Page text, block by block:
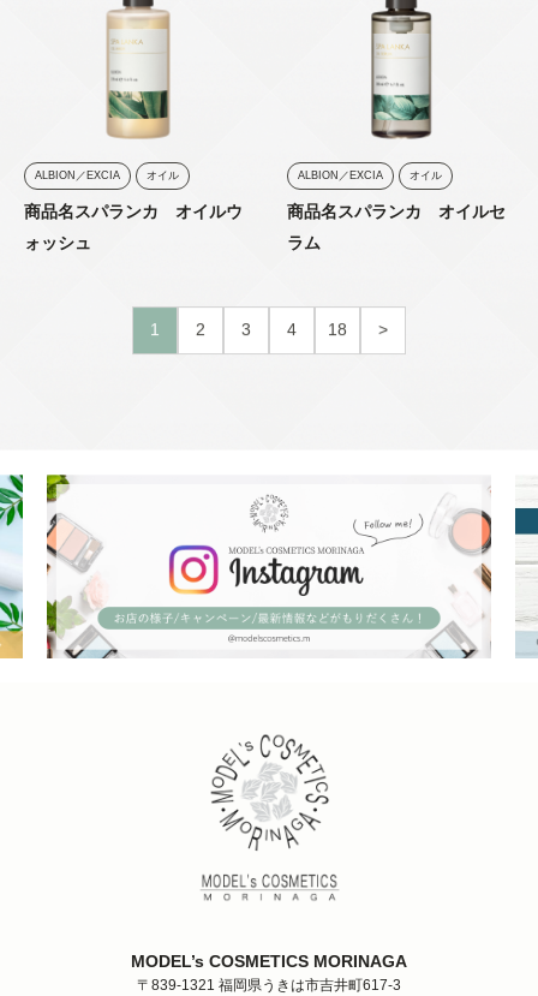
ALBION／EXCIA オイル
商品名スパランカ オイルウ
ォッシュ
ALBION／EXCIA オイル
商品名スパランカ オイルセ
ラム
ー
ジ
送
り
1 2 3 4 18 >
MODEL’s COSMETICS MORINAGA
〒839-1321 福岡県うきは市吉井町617-3